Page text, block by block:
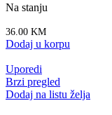
Na stanju
36.00 KM
Dodaj u korpu
Uporedi
Brzi pregled
Dodaj na listu želja